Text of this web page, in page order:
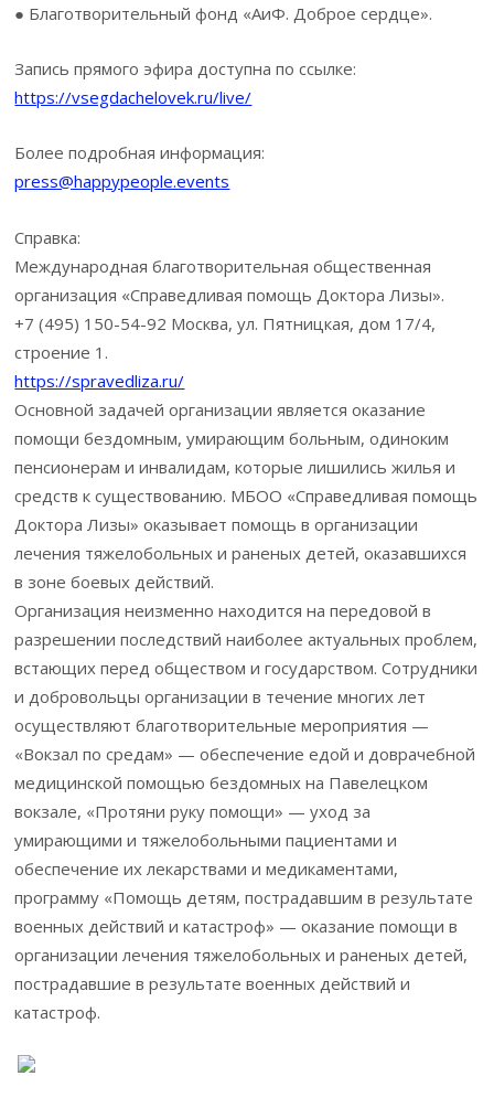
● Благотворительный фонд «АиФ. Доброе сердце».
Запись прямого эфира доступна по ссылке:
https://vsegdachelovek.ru/live/
Более подробная информация:
press@happypeople.events
Справка:
Международная благотворительная общественная
организация «Справедливая помощь Доктора Лизы».
+7 (495) 150-54-92 Москва, ул. Пятницкая, дом 17/4,
строение 1.
https://spravedliza.ru/
Основной задачей организации является оказание
помощи бездомным, умирающим больным, одиноким
пенсионерам и инвалидам, которые лишились жилья и
средств к существованию. МБОО «Справедливая помощь
Доктора Лизы» оказывает помощь в организации
лечения тяжелобольных и раненых детей, оказавшихся
в зоне боевых действий.
Организация неизменно находится на передовой в
разрешении последствий наиболее актуальных проблем,
встающих перед обществом и государством. Сотрудники
и добровольцы организации в течение многих лет
осуществляют благотворительные мероприятия —
«Вокзал по средам» — обеспечение едой и доврачебной
медицинской помощью бездомных на Павелецком
вокзале, «Протяни руку помощи» — уход за
умирающими и тяжелобольными пациентами и
обеспечение их лекарствами и медикаментами,
программу «Помощь детям, пострадавшим в результате
военных действий и катастроф» — оказание помощи в
организации лечения тяжелобольных и раненых детей,
пострадавшие в результате военных действий и
катастроф.